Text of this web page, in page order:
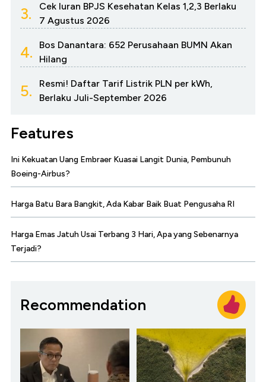
3.
Cek Iuran BPJS Kesehatan Kelas 1,2,3 Berlaku
7 Agustus 2026
4.
Bos Danantara: 652 Perusahaan BUMN Akan
Hilang
5.
Resmi! Daftar Tarif Listrik PLN per kWh,
Berlaku Juli-September 2026
Features
Ini Kekuatan Uang Embraer Kuasai Langit Dunia, Pembunuh
Boeing-Airbus?
Harga Batu Bara Bangkit, Ada Kabar Baik Buat Pengusaha RI
Harga Emas Jatuh Usai Terbang 3 Hari, Apa yang Sebenarnya
Terjadi?
Recommendation